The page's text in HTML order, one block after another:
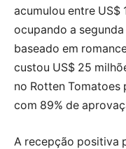
acumulou entre US$
ocupando a
baseado em
custou US$ 25
no Rotten Tomatoes
com 89% de
A recepção positiva